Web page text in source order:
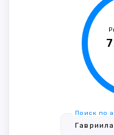
Поиск по